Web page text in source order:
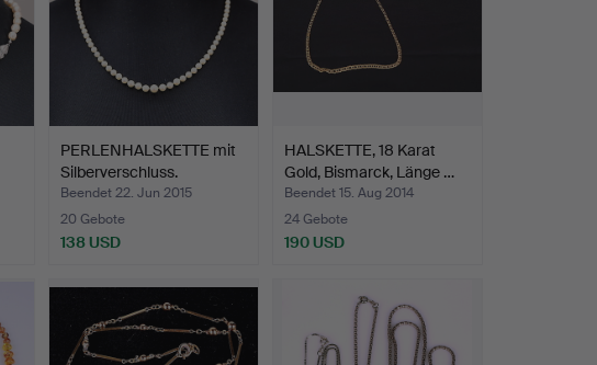
PERLENHALSKETTE mit
Silberverschluss.
Beendet 22. Jun 2015
20 Gebote
138 USD
HALSKETTE, 18 Karat
Gold, Bismarck, Länge …
Beendet 15. Aug 2014
24 Gebote
190 USD